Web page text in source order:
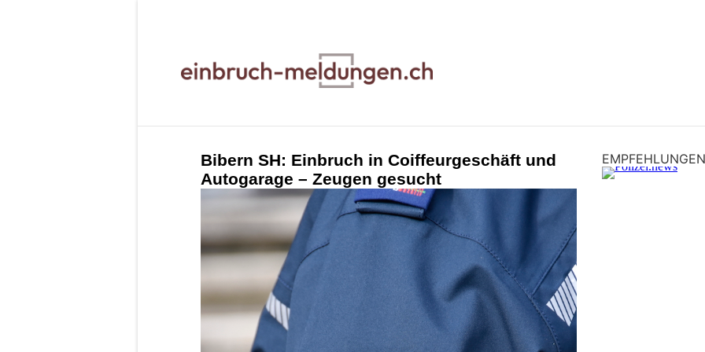
Bibern SH: Einbruch in Coiffeurgeschäft und
Autogarage – Zeugen gesucht
EMPFEHLUNGEN